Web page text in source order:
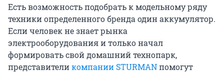
Есть возможность подобрать к модельному ряду
техники определенного бренда один аккумулятор.
Если человек не знает рынка
электрооборудования и только начал
формировать свой домашний технопарк,
представителикомпании STURMANпомогут